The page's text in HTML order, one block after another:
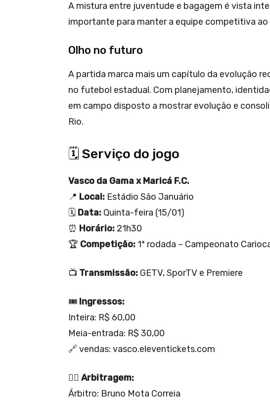
A mistura entre juventude e bagagem é vista
importante para manter a equipe competitiva
Olho no futuro
A partida marca mais um capítulo da evolução
no futebol estadual. Com planejamento,
em campo disposto a mostrar evolução e
Rio.
🗓️ Serviço do jogo
Vasco da Gama x Maricá F.C.
📍 Local: Estádio São Januário
🗓️ Data: Quinta-feira (15/01)
⏰ Horário: 21h30
🏆 Competição: 1ª rodada – Campeonato
📺 Transmissão: GETV, SporTV e Premiere
🎟️ Ingressos:
Inteira: R$ 60,00
Meia-entrada: R$ 30,00
🔗 vendas: vasco.eleventickets.com
👨‍⚖️ Arbitragem:
Árbitro: Bruno Mota Correia